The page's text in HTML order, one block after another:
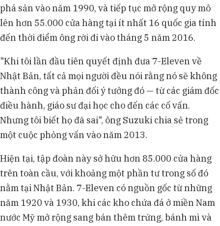
phá sản vào năm 1990, và tiếp tục mở rộng quy mô
lên hơn 55.000 cửa hàng tại ít nhất 16 quốc gia tính
đến thời điểm ông rời đi vào tháng 5 năm 2016.
"Khi tôi lần đầu tiên quyết định đưa 7-Eleven về
Nhật Bản, tất cả mọi người đều nói rằng nó sẽ không
thành công và phản đối ý tưởng đó — từ các giám đốc
điều hành, giáo sư đại học cho đến các cố vấn.
Nhưng tôi biết họ đã sai", ông Suzuki chia sẻ trong
một cuộc phỏng vấn vào năm 2013.
Hiện tại, tập đoàn này sở hữu hơn 85.000 cửa hàng
trên toàn cầu, với khoảng một phần tư trong số đó
nằm tại Nhật Bản. 7-Eleven có nguồn gốc từ những
năm 1920 và 1930, khi các kho chứa đá ở miền Nam
nước Mỹ mở rộng sang bán thêm trứng, bánh mì và